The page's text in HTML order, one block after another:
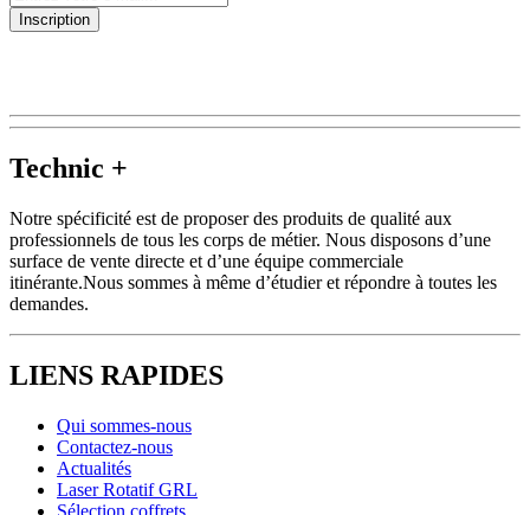
Inscription
Technic +
Notre spécificité est de proposer des produits de qualité aux
professionnels de tous les corps de métier. Nous disposons d’une
surface de vente directe et d’une équipe commerciale
itinérante.Nous sommes à même d’étudier et répondre à toutes les
demandes.
LIENS RAPIDES
Qui sommes-nous
Contactez-nous
Actualités
Laser Rotatif GRL
Sélection coffrets